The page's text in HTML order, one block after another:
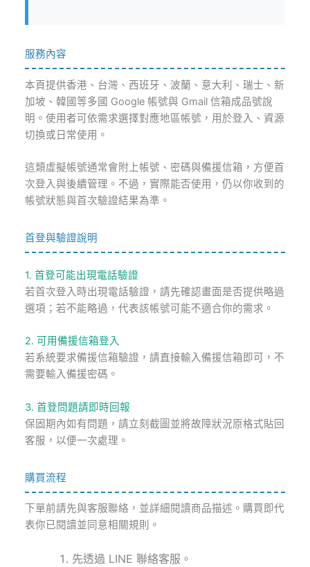
服務內容
本頁提供香港、台灣、西班牙、波蘭、意大利、瑞士、新
加坡、韓國等多國 Google 帳號與 Gmail 信箱成品號說
明。使用者可依需求選擇對應地區帳號，用於登入、資源
切換或日常使用。
這類虛擬帳號通常會附上帳號、密碼與備援信箱，方便首
次登入與後續管理。不過，實際能否使用，仍以你收到的
帳號狀態與首次驗證結果為準。
首登與驗證說明
1. 首登可能出現電話驗證
若首次登入時出現電話驗證，請先確認畫面是否提供略過
選項；若不能略過，代表該帳號可能不適合你的需求。
2. 可用備援信箱登入
若系統要求備援信箱驗證，請直接輸入備援信箱即可，不
需要輸入備援密碼。
3. 首登問題請即時回報
保固期內如有問題，請立刻截圖並將故障狀況原格式貼回
客服，以便一次處理。
購買流程
下單前請先與客服聯絡，並詳細閱讀商品描述。購買即代
表你已閱讀並同意相關規則。
先透過 LINE 聯絡客服。